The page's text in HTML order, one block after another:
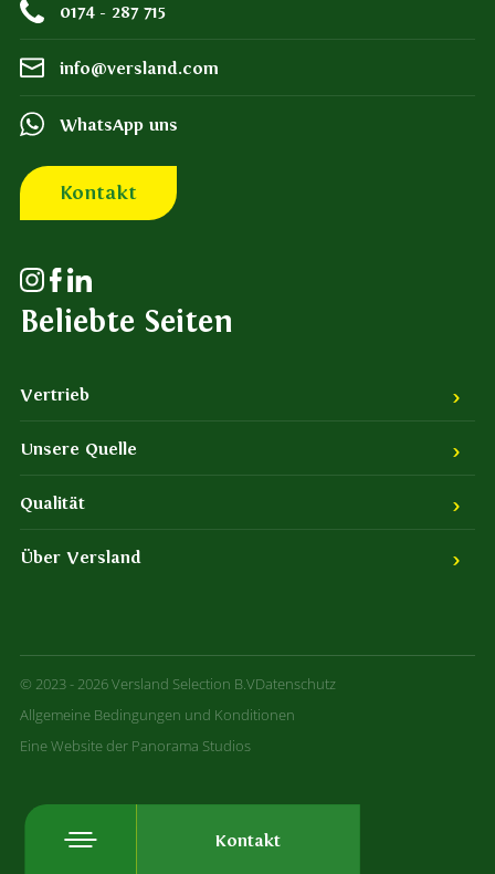
Kontakt
0174 - 287 715
info@versland.com
WhatsApp uns
Kontakt
Beliebte Seiten
Vertrieb
Unsere Quelle
Qualität
Über Versland
© 2023 - 2026 Versland Selection B.VDatenschutz
Allgemeine Bedingungen und Konditionen
Eine Website der Panorama Studios